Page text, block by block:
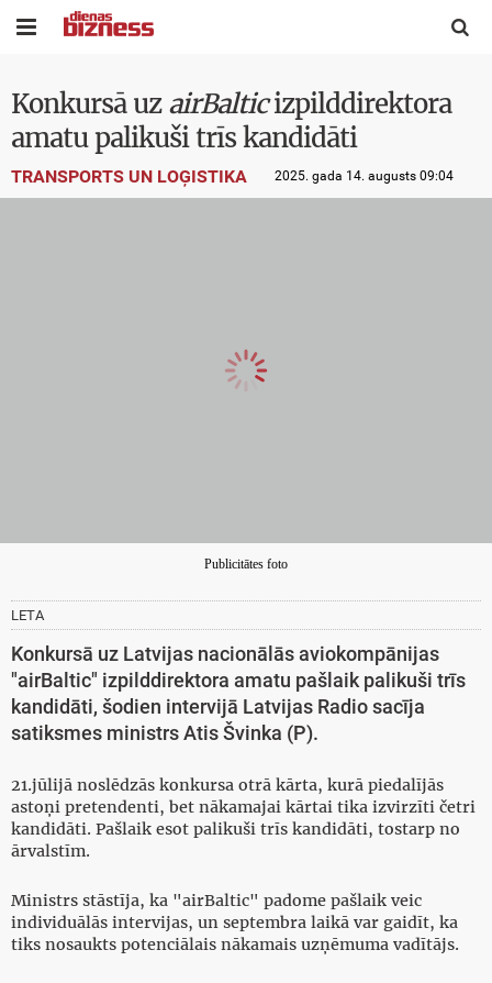
 
Konkursā uzairBalticizpilddirektora
amatu palikuši trīs kandidāti
TRANSPORTS UN LOĢISTIKA 2025. gada 14. augusts 09:04
Publicitātes foto
LETA
Konkursā uz Latvijas nacionālās aviokompānijas
"airBaltic" izpilddirektora amatu pašlaik palikuši trīs
kandidāti, šodien intervijā Latvijas Radio sacīja
satiksmes ministrs Atis Švinka (P).
21.jūlijā noslēdzās konkursa otrā kārta, kurā piedalījās
astoņi pretendenti, bet nākamajai kārtai tika izvirzīti četri
kandidāti. Pašlaik esot palikuši trīs kandidāti, tostarp no
ārvalstīm.
Ministrs stāstīja, ka "airBaltic" padome pašlaik veic
individuālās intervijas, un septembra laikā var gaidīt, ka
tiks nosaukts potenciālais nākamais uzņēmuma vadītājs.